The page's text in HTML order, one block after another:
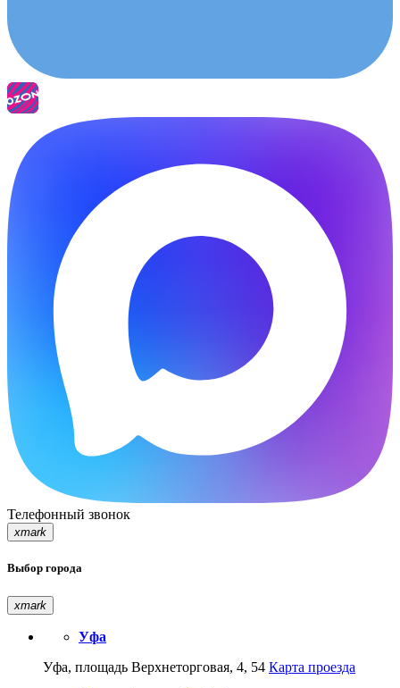
Телефонный звонок
xmark
Выбор города
xmark
Уфа
Уфа, площадь Верхнеторговая, 4, 54 Карта проезда